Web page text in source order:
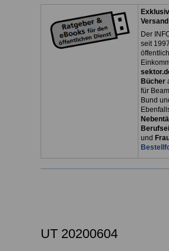
Der
seit
Bücher
für
Bund
und
UT 20200604